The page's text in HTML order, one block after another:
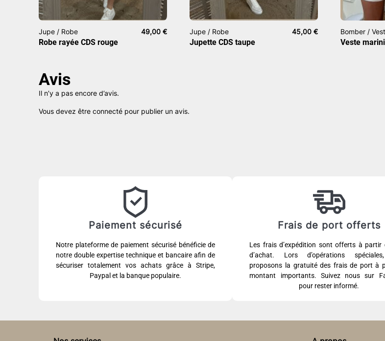
Jupe / Robe 49,00 €
Robe rayée CDS rouge
Jupe / Robe 45,00 €
Jupette CDS taupe
Bomber /
Veste
Avis
Il n’y a pas encore d’avis.
Vous devez être connecté pour publier un avis.
Paiement sécurisé
Notre plateforme de paiement sécurisé bénéficie de
notre double expertise technique et bancaire afin de
sécuriser totalement vos achats grâce à Stripe,
Paypal et la banque populaire.
Frais de port offerts
Les frais d’expédition sont offerts à partir
d’achat. Lors d’opérations
proposons la gratuité des frais de port à
montant importants. Suivez nous sur
pour rester informé.